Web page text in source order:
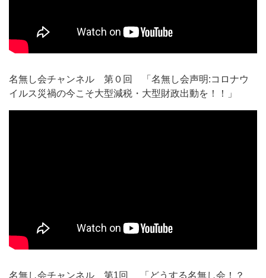
名無し会チャンネル 第０回 「名無し会声明:コロナウ
イルス災禍の今こそ大型減税・大型財政出動を！！」
名無し会チャンネル 第1回 「どうする名無し会！？